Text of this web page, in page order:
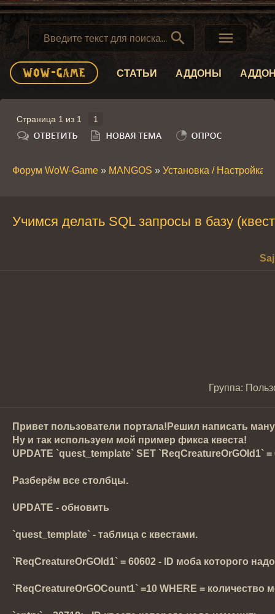
 
СТАТЬИ АДДОНЫ
Страница 1 из 1 1
Форум WoW-Game » MANGOS » Установка / Настройка
Учимся делать SQL запросы в базу
Группа:
Привет пользователи портала!Решил написать
Ну и так используем мой пример фикса квеста!
UPDATE `quest_template` SET `ReqCreatureOrGOId1`
Разберём все столбцы.
UPDATE - обновить
`quest_template` - таблица с квестами.
`ReqCreatureOrGOld1` = 60602 - ID моба которого
`ReqCreatureOrGOCount1` =10 WHERE =